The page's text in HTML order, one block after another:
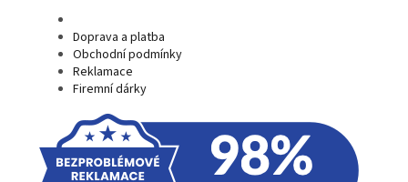
Doprava a platba
Obchodní podmínky
Reklamace
Firemní dárky